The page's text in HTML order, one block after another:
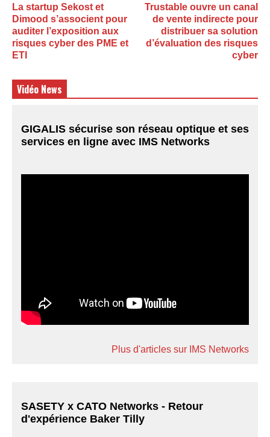
La startup Sekost et
Dimood s’associent pour
auditer l’exposition aux
risques cyber des PME et
ETI
Trustable ouvre un canal
de vente indirecte pour
distribuer sa solution
d’évaluation des risques
cyber
Vidéo News
GIGALIS sécurise son réseau optique et ses
services en ligne avec IMS Networks
Plus d'articles sur IMS Networks
SASETY x CATO Networks - Retour
d'expérience Baker Tilly